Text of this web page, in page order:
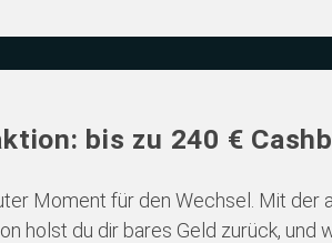
bis zu 240 €
Moment für den Wechsel. Mit der
holst du dir bares Geld zurück, und